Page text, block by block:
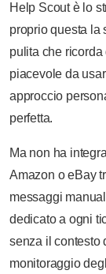
Help Scout è lo
proprio questa la
pulita che
piacevole da
approccio
perfetta.
Ma non ha
Amazon o eBay
messaggi
dedicato a ogni
senza il contesto
monitoraggio